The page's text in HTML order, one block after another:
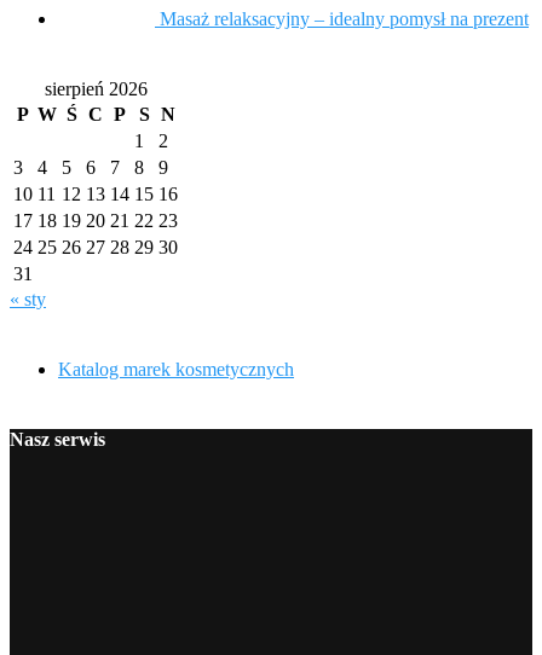
Masaż relaksacyjny – idealny pomysł na prezent
sierpień 2026
P W Ś C P S N
1
2
3
4 5 6 7 8
9
10 11 12 13 14 15 16
17 18 19 20 21 22 23
24 25 26 27 28 29 30
31
« sty
Katalog marek kosmetycznych
Nasz serwis